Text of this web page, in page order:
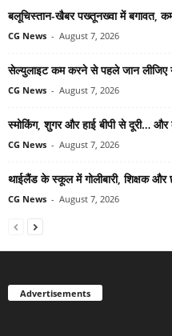
बलूचिस्तान-खैबर पख्तूनख्वा में बगावत,
CG News - August 7, 2026
सेल्युलाइट कम करने से पहले जान लीजिए
CG News - August 7, 2026
स्मोकिंग, शुगर और हाई बीपी से दूरी… और
CG News - August 7, 2026
थाईलैंड के स्कूल में गोलीबारी, शिक्षक और
CG News - August 7, 2026
Advertisements